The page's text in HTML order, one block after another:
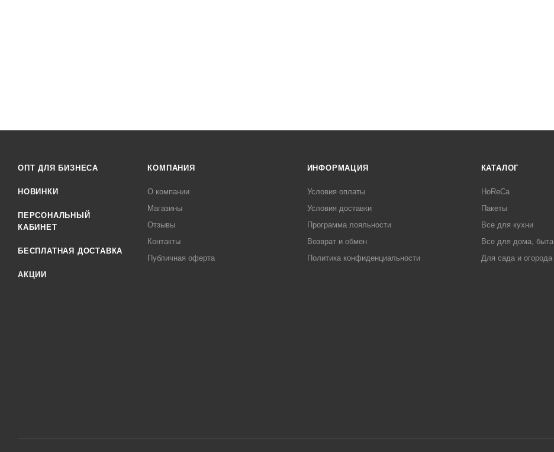
ОПТ ДЛЯ БИЗНЕСА
НОВИНКИ
ПЕРСОНАЛЬНЫЙ
КАБИНЕТ
БЕСПЛАТНАЯ ДОСТАВКА
АКЦИИ
КОМПАНИЯ
О компании
Магазины
Отзывы
Контакты
Публичная оферта
ИНФОРМАЦИЯ
Условия оплаты
Условия доставки
Программа лояльности
Возврат и обмен
Политика конфиденциальности
КАТАЛОГ
HoReCa
Пакеты
Все для кухни
Все для дома, быта
Для сада и огорода